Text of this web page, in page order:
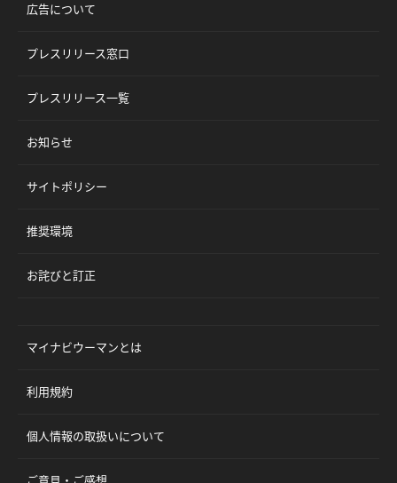
広告について
プレスリリース窓口
プレスリリース一覧
お知らせ
サイトポリシー
推奨環境
お詫びと訂正
マイナビウーマンとは
利用規約
個人情報の取扱いについて